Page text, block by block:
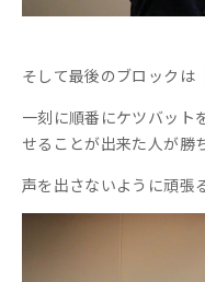
そして最後のブロックは
一刻に順番にケツバット
せることが出来た人が勝
声を出さないように頑張